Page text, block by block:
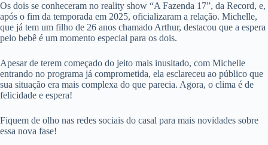
Os dois se conheceram no reality show “A Fazenda 17”, da Record, e,
após o fim da temporada em 2025, oficializaram a relação. Michelle,
que já tem um filho de 26 anos chamado Arthur, destacou que a espera
pelo bebê é um momento especial para os dois.
Apesar de terem começado do jeito mais inusitado, com Michelle
entrando no programa já comprometida, ela esclareceu ao público que
sua situação era mais complexa do que parecia. Agora, o clima é de
felicidade e espera!
Fiquem de olho nas redes sociais do casal para mais novidades sobre
essa nova fase!